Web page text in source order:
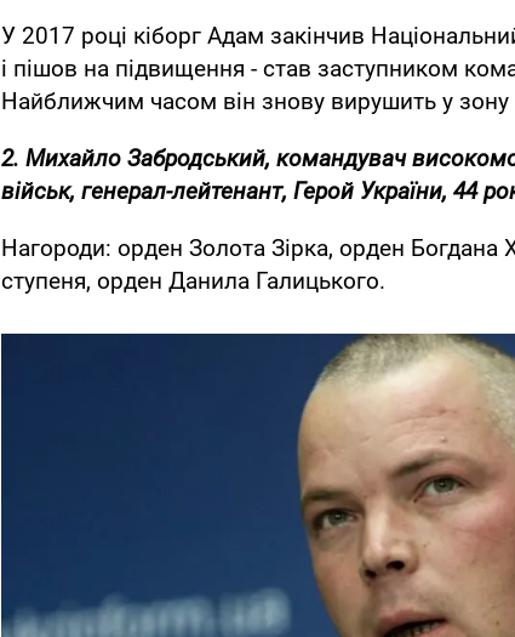
У 2017 році кіборг Адам закінчив
і пішов на підвищення - став заступником
Найближчим часом він знову вирушить у
2. Михайло Забродський, командувач
військ, генерал-лейтенант, Герой України, 44
Нагороди: орден Золота Зірка, орден Богдана
ступеня, орден Данила Галицького.